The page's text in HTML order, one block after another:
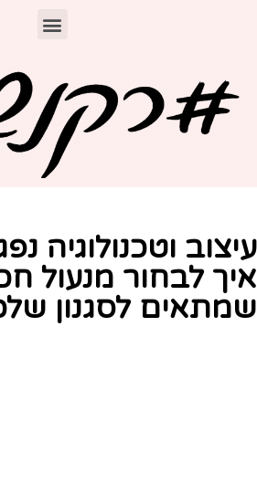
וטכנולוגיה
לבחור מנעול
לסגנון